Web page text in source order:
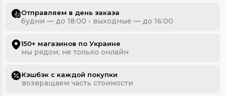
первыми у многих пользователей. Это те самые
«ветераны» рынка, которые помогли сформировать
менее популярными сегодня, но остаются такими же
надежными, стильными и комфортными в
Особый шарм в том, что вVandal Outlet
Отправляем в день заказа
будни — до 18:00 • выходные — до 16:00
150+ магазинов по Украине
мы рядом, не только онлайн
Кэшбэк с каждой покупки
возвращаем часть стоимости